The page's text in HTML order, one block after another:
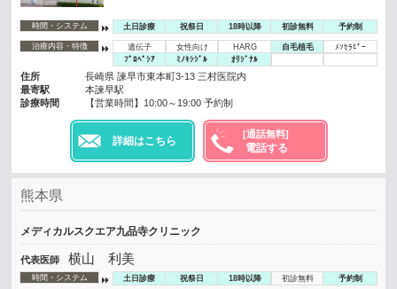
時間・システム 土日診療 祝祭日 18時以降 初診無料 予約制
治療内容・特徴 遺伝子 女性向け HARG 自毛植毛
ﾒｿｾﾗﾋﾟｰ
ﾌﾟﾛﾍﾟｼｱ
ﾐﾉｷｼｼﾞﾙ ｵﾘｼﾞﾅﾙ
住所
長崎県 諫早市東本町3-13 三村医院内
最寄駅
本諫早駅
診療時間
【営業時間】10:00～19:00 予約制
詳細はこちら
[通話無料]
電話する
熊本県
メディカルスクエア九品寺クリニック
代表医師 横山 利美
時間・システム 土日診療 祝祭日 18時以降 初診無料 予約制